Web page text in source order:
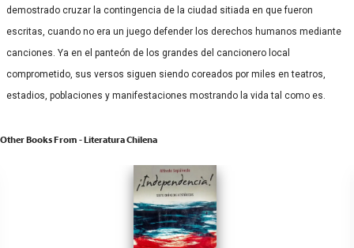
demostrado cruzar la contingencia de la ciudad sitiada en que fueron
escritas, cuando no era un juego defender los derechos humanos mediante
canciones. Ya en el panteón de los grandes del cancionero local
comprometido, sus versos siguen siendo coreados por miles en teatros,
estadios, poblaciones y manifestaciones mostrando la vida tal como es.
Other Books From - Literatura Chilena